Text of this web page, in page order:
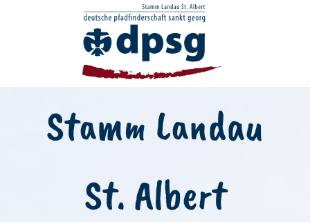
Stamm Landau
St. Albert